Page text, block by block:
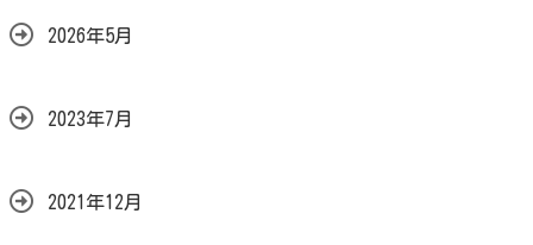
2026年5月
2023年7月
2021年12月